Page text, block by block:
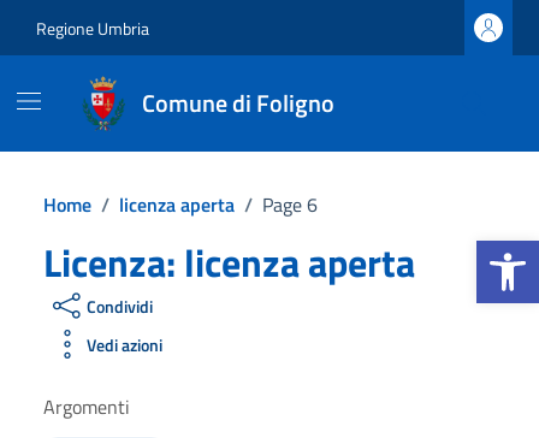
Apri la
Regione Umbria
Comune di Foligno
Home / licenza aperta / Page 6
Licenza: licenza aperta
Condividi
Vedi azioni
Argomenti